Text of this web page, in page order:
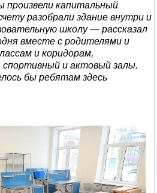
произвели капитальный
разобрали здание внутри и
школу — рассказал
вместе с родителями и
и коридорам,
и актовый залы.
бы ребятам здесь